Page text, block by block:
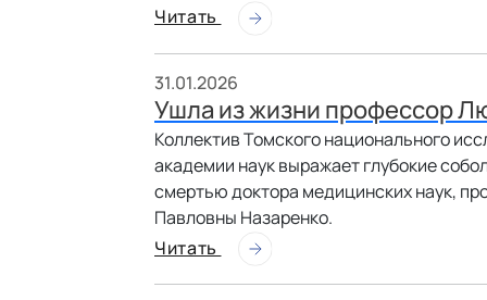
Читать
31.01.2026
Ушла из жизни профессор
Коллектив Томского национального
академии наук выражает глубокие
смертью доктора медицинских наук,
Павловны Назаренко.
Читать